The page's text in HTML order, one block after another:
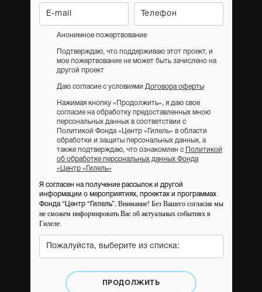
Анонимное пожертвование
Подтверждаю, что поддерживаю этот проект, и
мое пожертвование не может быть зачислено на
другой проект
Даю согласие с условиями Договора оферты
Нажимая кнопку «Продолжить», я даю свое
согласие на обработку предоставленных мною
персональных данных в соответствии с
Политикой Фонда «Центр «Гилель» в области
обработки и защиты персональных данных, а
также подтверждаю, что ознакомлен с
Политикой
об обработке персональных данных Фонда
«Центр «Гилель»
Я согласен на получение рассылок и другой
информации о мероприятиях, проектах и программах
Фонда “Центр “Гилель”. Внимание! Без Вашего согласия мы
не сможем информировать Вас об актуальных событиях в
Гилеле.
Пожалуйста, выберите из списка:
ПРОДОЛЖИТЬ